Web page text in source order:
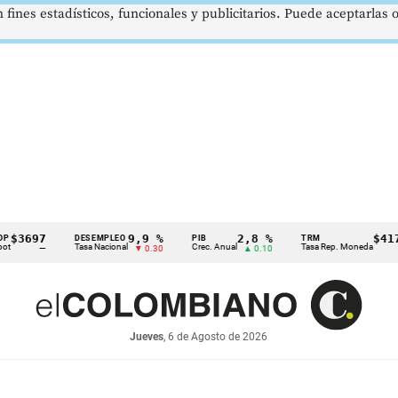
—
DESEMPLEO
Tasa Nacional
9,9 %
▼ 0.30
PIB
Crec. Anual
2,8 %
▲ 0.10
TRM
Tasa Rep. Moneda ▲ 0.42
Jueves, 6 de Agosto de 2026
estadísticos, funcionales y publicitarios. Puede aceptarlas